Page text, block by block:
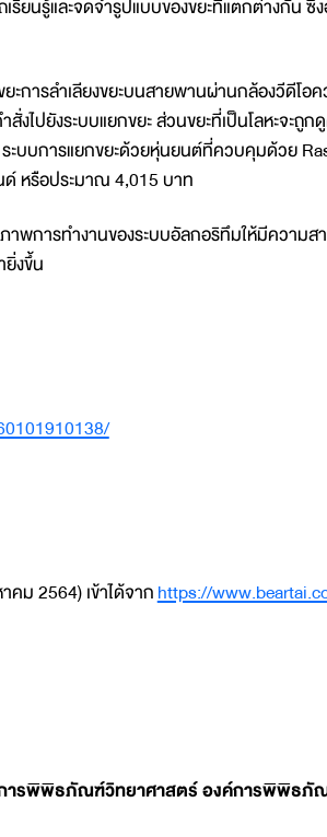
รียนรู้และจดจำรูปแบบของขยะที่แตกต่างกัน
การลำเลียงขยะบนสายพานผ่านกล้องวีดีโอค
ไปยังระบบแยกขยะ ส่วนขยะที่เป็นโลหะจะถูก
ะบบการแยกขยะด้วยหุ่นยนต์ที่ควบคุมด้วย
หรือประมาณ 4,015 บาท
พการทำงานของระบบอัลกอริทึมให้มีความส
ยิ่งขึ้น
คม 2564) เข้าได้จากhttps://
าการพิพิธภัณฑ์วิทยาศาสตร์ องค์การพิพิ